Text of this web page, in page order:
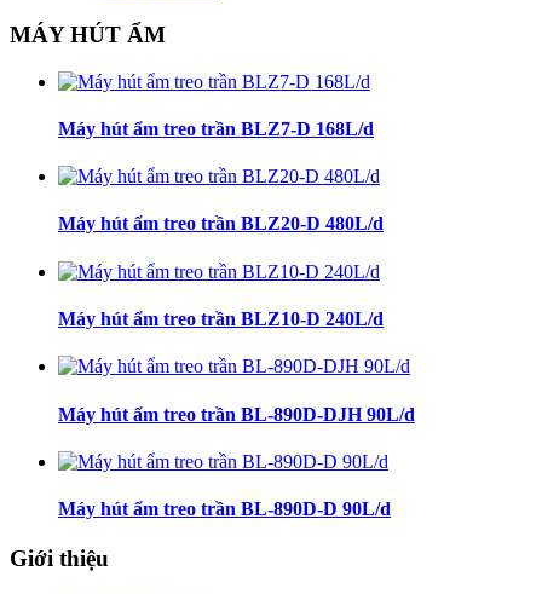
MÁY HÚT ẨM
Máy hút ẩm treo trần BLZ7-D 168L/d
Máy hút ẩm treo trần BLZ20-D 480L/d
Máy hút ẩm treo trần BLZ10-D 240L/d
Máy hút ẩm treo trần BL-890D-DJH 90L/d
Máy hút ẩm treo trần BL-890D-D 90L/d
Giới thiệu